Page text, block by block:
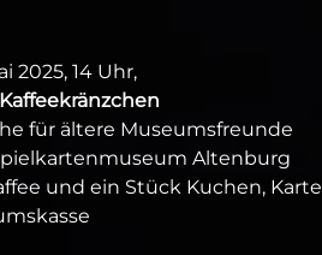
2025, 14 Uhr,
für ältere Museumsfreunde
Altenburg
und ein Stück Kuchen,